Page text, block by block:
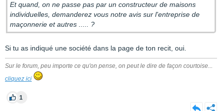
Et quand, on ne passe pas par un constructeur de maisons
individuelles, demanderez vous notre avis sur l'entreprise de
maçonnerie et autres ..... ?
Si tu as indiqué une société dans la page de ton recit, oui.
Sur le forum, peu importe ce qu'on pense, on peut le dire de façon courtoise...
cliquez ici
1